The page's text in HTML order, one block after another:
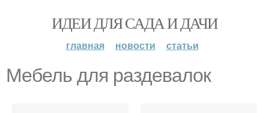
ИДЕИ ДЛЯ САДА И ДАЧИ
главная новости статьи
Мебель для раздевалок